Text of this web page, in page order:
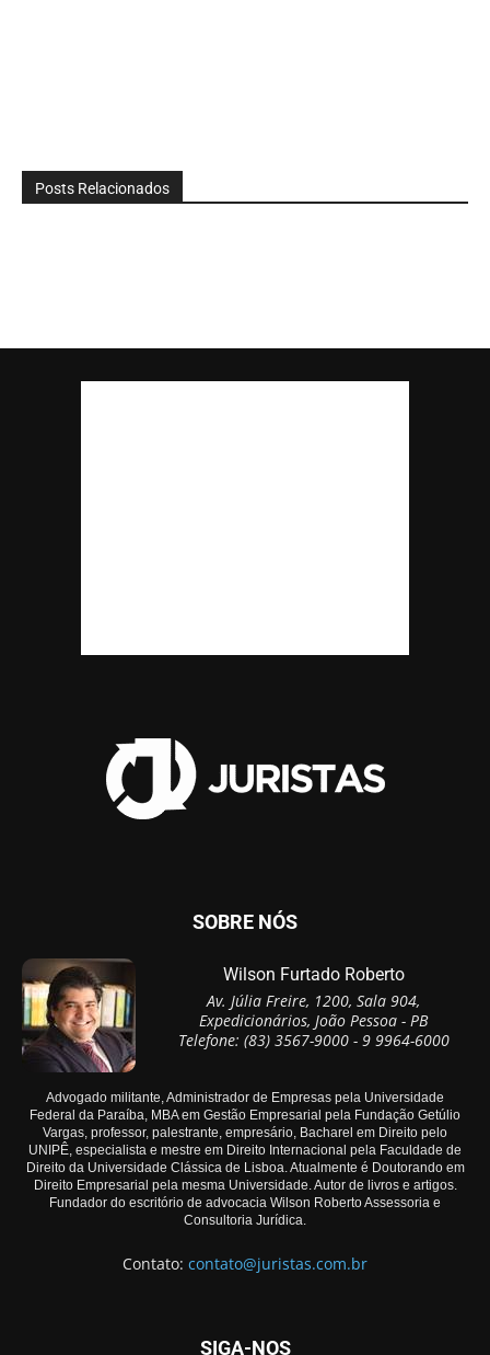
Posts Relacionados
SOBRE NÓS
Wilson Furtado Roberto
Av. Júlia Freire, 1200, Sala 904,
Expedicionários, João Pessoa - PB
Telefone: (83) 3567-9000 - 9 9964-6000
Advogado militante, Administrador de Empresas pela Universidade
Federal da Paraíba, MBA em Gestão Empresarial pela Fundação Getúlio
Vargas, professor, palestrante, empresário, Bacharel em Direito pelo
UNIPÊ, especialista e mestre em Direito Internacional pela Faculdade de
Direito da Universidade Clássica de Lisboa. Atualmente é Doutorando em
Direito Empresarial pela mesma Universidade. Autor de livros e artigos.
Fundador do escritório de advocacia Wilson Roberto Assessoria e
Consultoria Jurídica.
Contato: contato@juristas.com.br
SIGA-NOS